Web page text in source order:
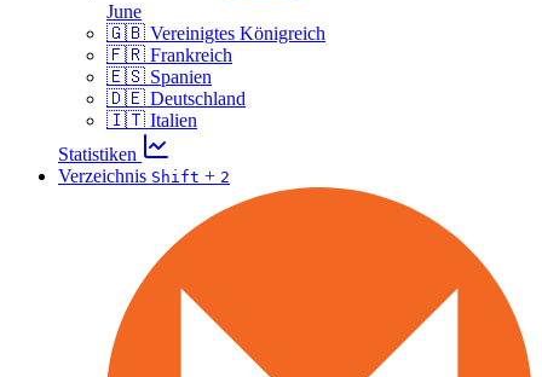
June
🇬🇧 Vereinigtes Königreich
🇫🇷 Frankreich
🇪🇸 Spanien
🇩🇪 Deutschland
🇮🇹 Italien
Statistiken
Verzeichnis Shift + 2